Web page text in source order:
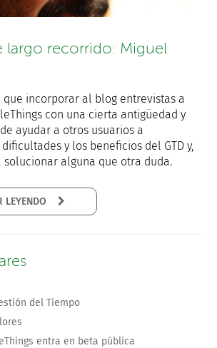
largo recorrido: Miguel
que incorporar al blog entrevistas a
con una cierta antigüedad y
ayudar a otros usuarios a
y los beneficios del GTD y,
solucionar alguna que otra duda.
del Tiempo
entra en beta pública